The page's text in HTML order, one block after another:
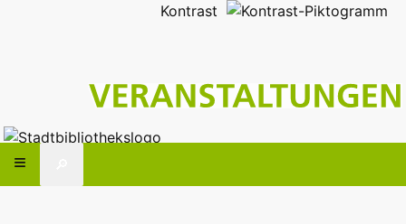
Kontrast